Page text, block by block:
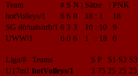
Team
# S N | Sätze | PNK
hotVolleys/1
6 6 0 18 : 1
18
SG dö/uab/arb/1 6 3 3 10 : 10
9
UWW/1
6 0 6 1 : 18 0
Liga/# Teams S P S1 S2 S3
U17m1 hotVolleys/1 3 75 25 25 25